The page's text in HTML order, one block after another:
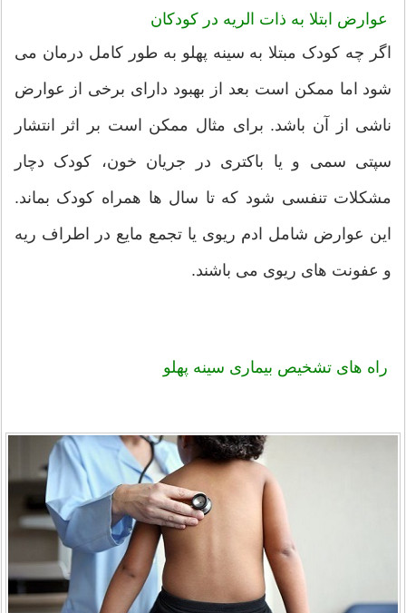
عوارض ابتلا به ذات الریه در کودکان
اگر چه کودک مبتلا به سینه پهلو به طور کامل درمان می
شود اما ممکن است بعد از بهبود دارای برخی از عوارض
ناشی از آن باشد. برای مثال ممکن است بر اثر انتشار
سپتی سمی و یا باکتری در جریان خون، کودک دچار
مشکلات تنفسی شود که تا سال ها همراه کودک بماند.
این عوارض شامل ادم ریوی یا تجمع مایع در اطراف ریه
و عفونت های ریوی می باشند.
راه های تشخیص بیماری سینه پهلو